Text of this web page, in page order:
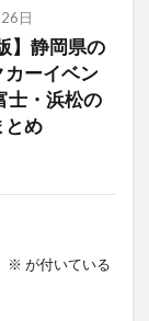
日
】静岡県の
カーイベン
士・浜松の
とめ
※ が付いている